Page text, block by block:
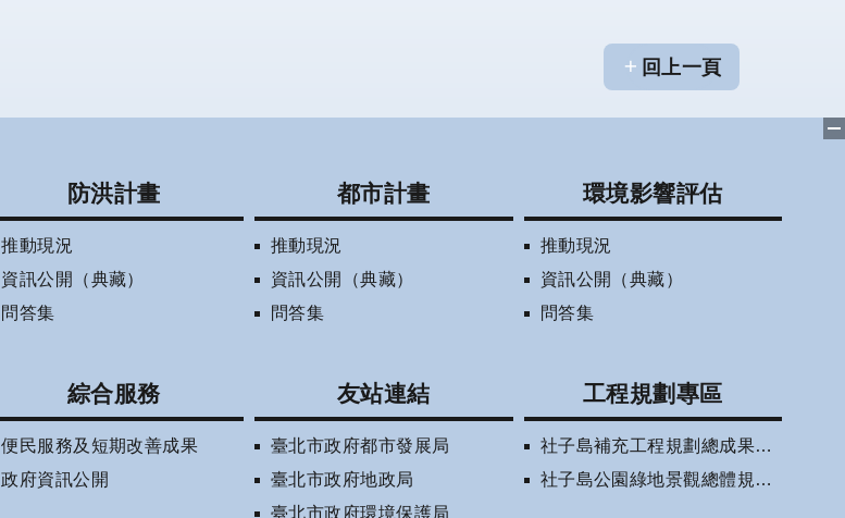
回上一頁
防洪計畫
推動現況
資訊公開（典藏）
問答集
都市計畫
推動現況
資訊公開（典藏）
問答集
環境影響評估
推動現況
資訊公開（典藏）
問答集
綜合服務
便民服務及短期改善成果
政府資訊公開
友站連結
臺北市政府都市發展局
臺北市政府地政局
臺北市政府環境保護局
工程規劃專區
社子島補充工程規劃總成果報告書(審定版)
社子島公園綠地景觀總體規劃相關資訊